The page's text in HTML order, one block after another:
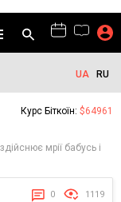
UA RU
Курс Біткоїн: $64961
мрії бабусь і
0 1119